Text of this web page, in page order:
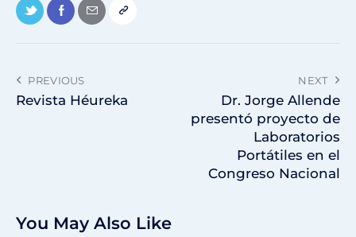
PREVIOUS
Revista Héureka
NEXT
Dr. Jorge Allende
presentó proyecto de
Laboratorios
Portátiles en el
Congreso Nacional
You May Also Like